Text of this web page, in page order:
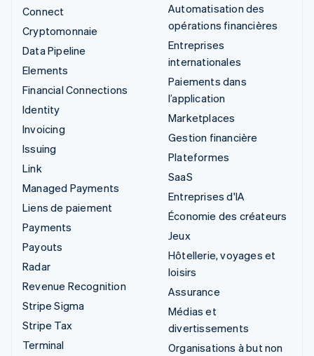
Connect
Cryptomonnaie
Data Pipeline
Elements
Financial Connections
Identity
Invoicing
Issuing
Link
Managed Payments
Liens de paiement
Payments
Payouts
Radar
Revenue Recognition
Stripe Sigma
Stripe Tax
Terminal
Automatisation des
opérations financières
Entreprises
internationales
Paiements dans
l’application
Marketplaces
Gestion financière
Plateformes
SaaS
Entreprises d'IA
Économie des créateurs
Jeux
Hôtellerie, voyages et
loisirs
Assurance
Médias et
divertissements
Organisations à but non